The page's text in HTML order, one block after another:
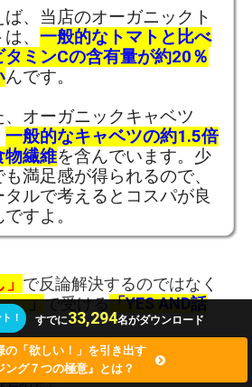
ば、当店のオーガニックト
、 一般的なトマトと比べ
タミンCの含有量が約20％
んです。
、オーガニックキャベツ
一般的なキャベツの約1.5倍
物繊維を含んでいます。少
も満足感が得られるので、
タルで考えるとコスパが良
すよ。
で反論解決するのではなく
、」で受ける「YES AND話
法は時代遅れ！もっと凄
話法」
！ すでに33,294名がダウンロード
の「欲しい！」を引き出す
ング７つの極意』とは？